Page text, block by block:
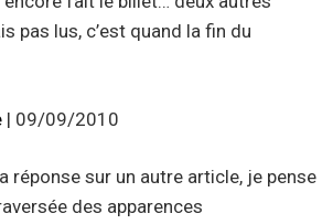
pas lus, c’est quand la fin du
| 09/09/2010
réponse sur un autre article, je pense
des apparences